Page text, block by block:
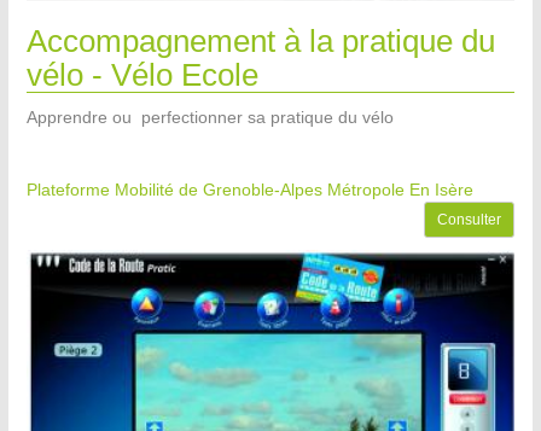
Accompagnement à la pratique du
vélo - Vélo Ecole
Apprendre ou perfectionner sa pratique du vélo
Plateforme Mobilité de Grenoble-Alpes Métropole En Isère
Consulter